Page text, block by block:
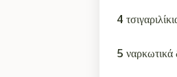
4
5 ναρκωτικά